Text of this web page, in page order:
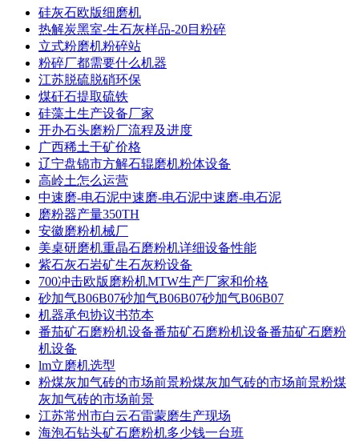
硅灰石欧版细磨机
热解炭黑室-生石灰样品-20目粉碎
立式粉磨机粉碎站
粉碎厂都需要什么机器
江苏脱硫脱硝环保
煤矸石提取硫铁
硅藻土生产设备厂家
开办石头磨粉厂流程及进度
广西稀土干矿价格
辽宁盘锦市方解石辊磨机粉体设备
高岭土怎么运营
中速磨-电石泥中速磨-电石泥中速磨-电石泥
磨粉器产量350TH
安徽磨粉机械厂
美桌研磨机重晶石磨粉机详细设备性能
紫石灰石岩矿生石灰粉设备
700冲击欧版磨粉机MTW生产厂家和价格
砂加气B06B07砂加气B06B07砂加气B06B07
机器承包协议书范本
番茄矿石磨粉机设备番茄矿石磨粉机设备番茄矿石磨粉
机设备
lm立磨机选型
粉煤灰加气砖的市场前景粉煤灰加气砖的市场前景粉煤
灰加气砖的市场前景
江苏常州市白云石雷蒙磨生产现场
海泡石钻头矿石磨粉机多少钱一台班